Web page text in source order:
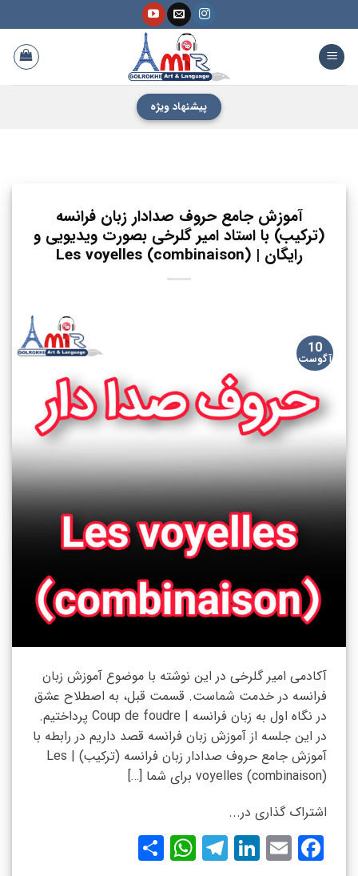
به
محتوا
پیشنهاد ویژه
آموزش جامع حروف صدادار زبان فرانسه
(ترکیب) با استاد امیر گلرخی بصورت ویدیویی و
رایگان | Les voyelles (combinaison)
10
آگوست
آکادمی امیر گلرخی در این نوشته با موضوع آموزش زبان
فرانسه در خدمت شماست. قسمت قبل، به اصطلاح عشق
در نگاه اول به زبان فرانسه | Coup de foudre پرداختیم.
در این جلسه از آموزش زبان فرانسه قصد داریم در رابطه با
آموزش جامع حروف صدادار زبان فرانسه (ترکیب) | Les
voyelles (combinaison) برای شما […]
اشتراک گذاری در...
Facebook
Email
LinkedIn
Telegram
WhatsApp